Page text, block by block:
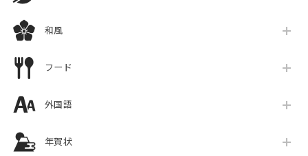
和風
フード
外国語
年賀状